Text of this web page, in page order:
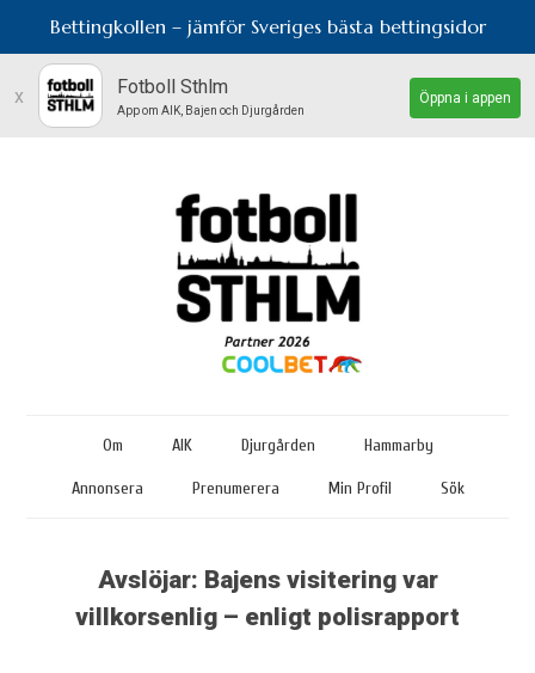
Bettingkollen – jämför Sveriges bästa bettingsidor
x Fotboll Sthlm
App om AIK, Bajen och Djurgården
Öppna i appen
Om AIK Djurgården Hammarby
Annonsera Prenumerera Min Profil Sök
Avslöjar: Bajens visitering var
villkorsenlig – enligt polisrapport